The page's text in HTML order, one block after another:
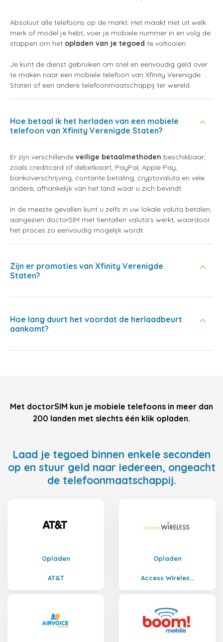
Absoluut alle telefoons op de markt. Het maakt niet uit welk
merk of model je hebt, voer je mobiele nummer in en volg de
stappen om het opladen van je tegoed te voltooien.
Je kunt de dienst gebruiken om snel en eenvoudig geld over
te maken naar een mobiele telefoon van Xfinity Verenigde
Staten of een andere telefoonmaatschappij ter wereld.
Hoe betaal ik het herladen van een mobiele
telefoon van Xfinity Verenigde Staten?
Er zijn verschillende veilige betaalmethoden beschikbaar,
zoals creditcard of debetkaart, PayPal, Apple Pay,
bankoverschrijving, contante betaling, cryptovaluta en vele
andere, afhankelijk van het land waar u zich bevindt.
In de meeste gevallen kunt u zelfs in uw lokale valuta betalen,
aangezien doctorSIM met tientallen valuta's werkt, waardoor
het proces zo eenvoudig mogelijk wordt.
Zijn er promoties van Xfinity Verenigde
Staten?
Hoe lang duurt het voordat de herlaadbeurt
aankomt?
Met doctorSIM kun je mobiele telefoons in meer dan
200 landen met slechts één klik opladen.
Laad je tegoed binnen enkele seconden
op en stuur geld naar iedereen, ongeacht
de telefoonmaatschappij.
Opladen
AT&T
Opladen
Access Wireles...